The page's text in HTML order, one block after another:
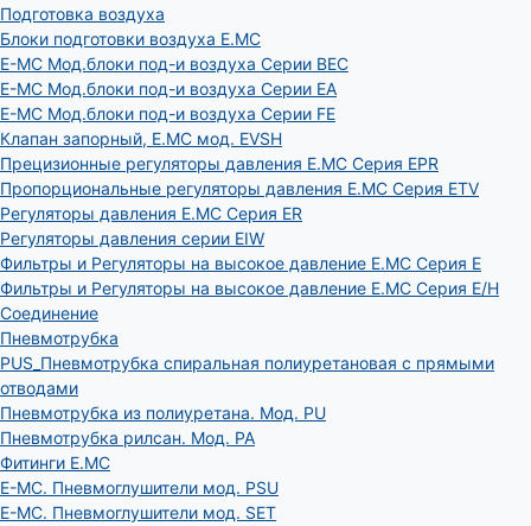
Подготовка воздуха
Блоки подготовки воздуха E.MC
E-MC Мод.блоки под-и воздуха Серии BEC
E-MC Мод.блоки под-и воздуха Серии EA
E-MC Мод.блоки под-и воздуха Серии FE
Клапан запорный, E.MC мод. EVSH
Прецизионные регуляторы давления E.MC Серия EPR
Пропорциональные регуляторы давления E.MC Серия ETV
Регуляторы давления E.MC Серия ER
Регуляторы давления серии EIW
Фильтры и Регуляторы на высокое давление E.MC Серия E
Фильтры и Регуляторы на высокое давление E.MC Серия E/H
Соединение
Пневмотрубка
PUS_Пневмотрубка спиральная полиуретановая с прямыми
отводами
Пневмотрубка из полиуретана. Мод. РU
Пневмотрубка рилсан. Мод. PA
Фитинги E.MC
E-MC. Пневмоглушители мод. PSU
E-MC. Пневмоглушители мод. SET